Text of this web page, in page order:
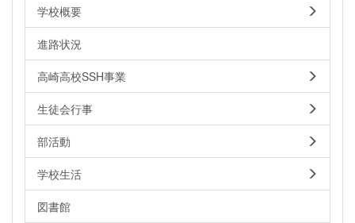
学校概要
進路状況
高崎高校SSH事業
生徒会行事
部活動
学校生活
図書館